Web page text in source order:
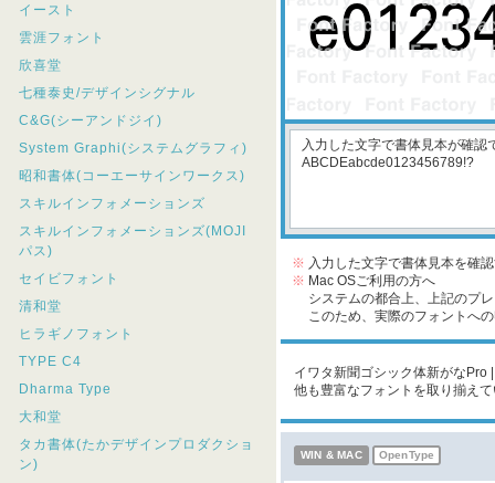
イースト
雲涯フォント
欣喜堂
七種泰史/デザインシグナル
C&G(シーアンドジイ)
System Graphi(システムグラフィ)
昭和書体(コーエーサインワークス)
スキルインフォメーションズ
スキルインフォメーションズ(MOJI
パス)
セイビフォント
清和堂
ヒラギノフォント
TYPE C4
Dharma Type
大和堂
タカ書体(たかデザインプロダクショ
ン)
※ 入力した文字で書体見本を確
※ Mac OSご利用の方へ
システムの都合上、上記のプ
このため、実際のフォントへの
イワタ新聞ゴシック体新がなPro
他も豊富なフォントを取り揃え
WIN & MAC OpenType